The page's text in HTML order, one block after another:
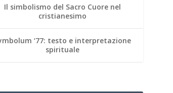
Il simbolismo del Sacro Cuore nel
cristianesimo
‘77: testo e interpretazione
spirituale